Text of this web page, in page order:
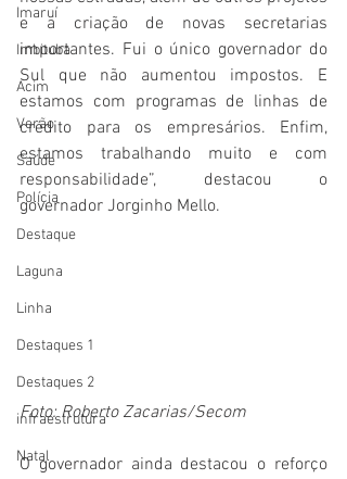
Imaruí
Imbituba
Acim
Verão
Saúde
Polícia
Destaque
Laguna
Linha
Destaques 1
Destaques 2
infraestrutura
Natal
e a criação de novas secretarias
importantes. Fui o único governador do
Sul que não aumentou impostos. E
estamos com programas de linhas de
crédito para os empresários. Enfim,
estamos trabalhando muito e com
responsabilidade”, destacou o
governador Jorginho Mello.
Foto: Roberto Zacarias/Secom
O governador ainda destacou o reforço